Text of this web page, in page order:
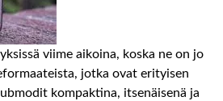
viime aikoina, koska ne on jo
jotka ovat erityisen
kompaktina, itsenäisenä ja